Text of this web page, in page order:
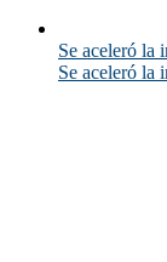
Se aceleró la
Se aceleró la